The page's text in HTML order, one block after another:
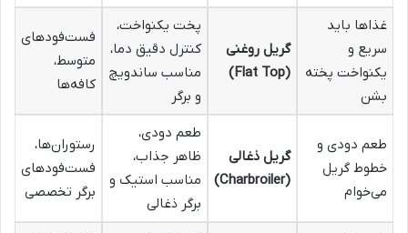
غذاها باید
سریع و
یکنواخت پخته
بشن
گریل روغنی
(Flat Top)
پخت یکنواخت،
کنترل دقیق دما،
مناسب ساندویچ
و برگر
فست‌فودهای
متوسط،
کافه‌ها
طعم دودی و
خطوط گریل
می‌خوام
گریل ذغالی
(Charbroiler)
طعم دودی،
ظاهر جذاب،
مناسب استیک و
برگر ذغالی
رستوران‌ها،
فست‌فودهای
برگر تخصصی